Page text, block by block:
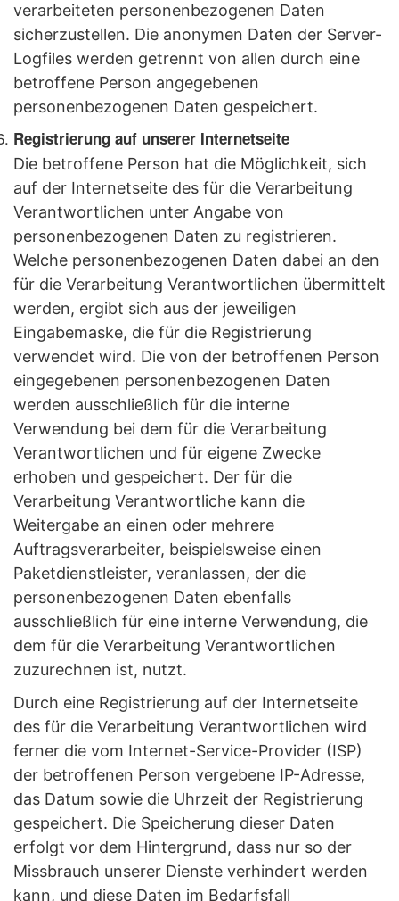
verarbeiteten personenbezogenen Daten
sicherzustellen. Die anonymen Daten der Server-
Logfiles werden getrennt von allen durch eine
betroffene Person angegebenen
personenbezogenen Daten gespeichert.
Registrierung auf unserer Internetseite
Die betroffene Person hat die Möglichkeit, sich
auf der Internetseite des für die Verarbeitung
Verantwortlichen unter Angabe von
personenbezogenen Daten zu registrieren.
Welche personenbezogenen Daten dabei an den
für die Verarbeitung Verantwortlichen übermittelt
werden, ergibt sich aus der jeweiligen
Eingabemaske, die für die Registrierung
verwendet wird. Die von der betroffenen Person
eingegebenen personenbezogenen Daten
werden ausschließlich für die interne
Verwendung bei dem für die Verarbeitung
Verantwortlichen und für eigene Zwecke
erhoben und gespeichert. Der für die
Verarbeitung Verantwortliche kann die
Weitergabe an einen oder mehrere
Auftragsverarbeiter, beispielsweise einen
Paketdienstleister, veranlassen, der die
personenbezogenen Daten ebenfalls
ausschließlich für eine interne Verwendung, die
dem für die Verarbeitung Verantwortlichen
zuzurechnen ist, nutzt.
Durch eine Registrierung auf der Internetseite
des für die Verarbeitung Verantwortlichen wird
ferner die vom Internet-Service-Provider (ISP)
der betroffenen Person vergebene IP-Adresse,
das Datum sowie die Uhrzeit der Registrierung
gespeichert. Die Speicherung dieser Daten
erfolgt vor dem Hintergrund, dass nur so der
Missbrauch unserer Dienste verhindert werden
kann, und diese Daten im Bedarfsfall